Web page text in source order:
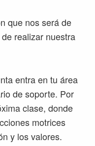
que nos será de
realizar nuestra
entra en tu área
de soporte. Por
clase, donde
motrices
y los valores.